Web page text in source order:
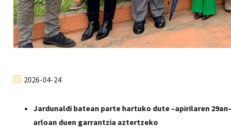
2026-04-24
Jardunaldi batean parte hartuko dute –apirilaren
arloan duen garrantzia aztertzeko